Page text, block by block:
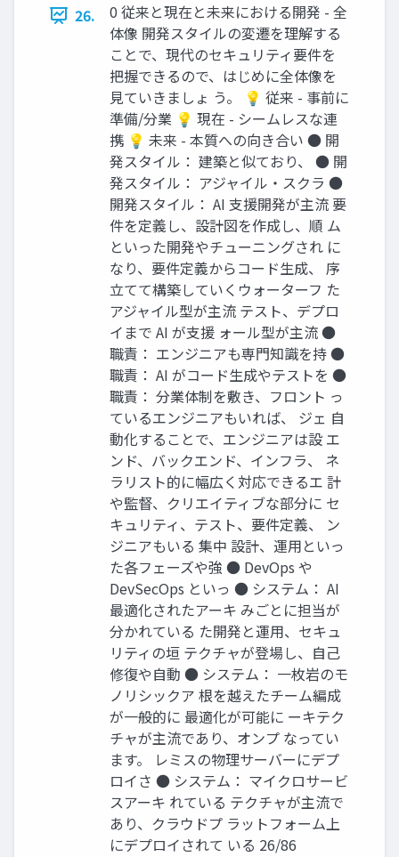
26.
0 従来と現在と未来における開発 - 全
体像 開発スタイルの変遷を理解する
ことで、現代のセキュリティ要件を
把握できるので、はじめに全体像を
見ていきましょ う。 💡 従来 - 事前に
準備/分業 💡 現在 - シームレスな連
携 💡 未来 - 本質への向き合い ● 開
発スタイル： 建築と似ており、 ● 開
発スタイル： アジャイル・スクラ ●
開発スタイル： AI 支援開発が主流 要
件を定義し、設計図を作成し、順 ム
といった開発やチューニングされ に
なり、要件定義からコード生成、 序
立てて構築していくウォーターフ た
アジャイル型が主流 テスト、デプロ
イまで AI が支援 ォール型が主流 ●
職責： エンジニアも専門知識を持 ●
職責： AI がコード生成やテストを ●
職責： 分業体制を敷き、フロント っ
ているエンジニアもいれば、 ジェ 自
動化することで、エンジニアは設 エ
ンド、バックエンド、インフラ、 ネ
ラリスト的に幅広く対応できるエ 計
や監督、クリエイティブな部分に セ
キュリティ、テスト、要件定義、 ン
ジニアもいる 集中 設計、運用といっ
た各フェーズや強 ● DevOps や
DevSecOps といっ ● システム： AI
最適化されたアーキ みごとに担当が
分かれている た開発と運用、セキュ
リティの垣 テクチャが登場し、自己
修復や自動 ● システム： 一枚岩のモ
ノリシックア 根を越えたチーム編成
が一般的に 最適化が可能に ーキテク
チャが主流であり、オンプ なってい
ます。 レミスの物理サーバーにデプ
ロイさ ● システム： マイクロサービ
スアーキ れている テクチャが主流で
あり、クラウドプ ラットフォーム上
にデプロイされて いる 26/86